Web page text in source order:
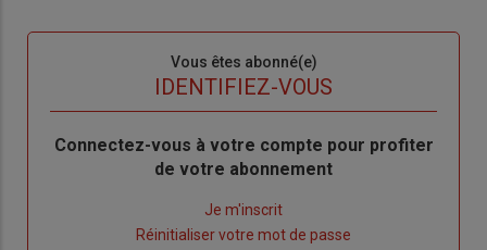
Vous êtes abonné(e)
IDENTIFIEZ-VOUS
Body
Connectez-vous à votre compte pour profiter
de votre abonnement
Je m'inscrit
Réinitialiser votre mot de passe